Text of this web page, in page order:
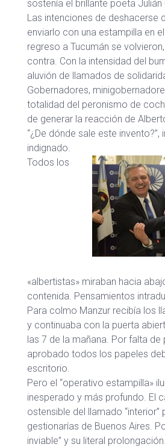
sostenía el brillante poeta Julián
Las intenciones de deshacerse
enviarlo con una estampilla en
regreso a Tucumán se
contra. Con la intensidad del
aluvión de llamados de
Gobernadores,
totalidad del peronismo de
de generar la reacción de
“¿De dónde sale este invento?”,
indignado.
Todos los
«albertistas» miraban hacia
contenida. Pensamientos
Para colmo Manzur recibía los
y continuaba con la puerta
las 7 de la mañana. Por falta de
aprobado todos los papeles
escritorio.
Pero el “operativo estampilla»
inesperado y más profundo. El
ostensible del llamado
gestionarías de Buenos Aires.
inviable” y su literal